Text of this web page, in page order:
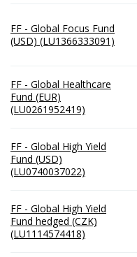
FF - Global Focus Fund
(USD) (LU1366333091)
FF - Global Healthcare
Fund (EUR)
(LU0261952419)
FF - Global High Yield
Fund (USD)
(LU0740037022)
FF - Global High Yield
Fund hedged (CZK)
(LU1114574418)